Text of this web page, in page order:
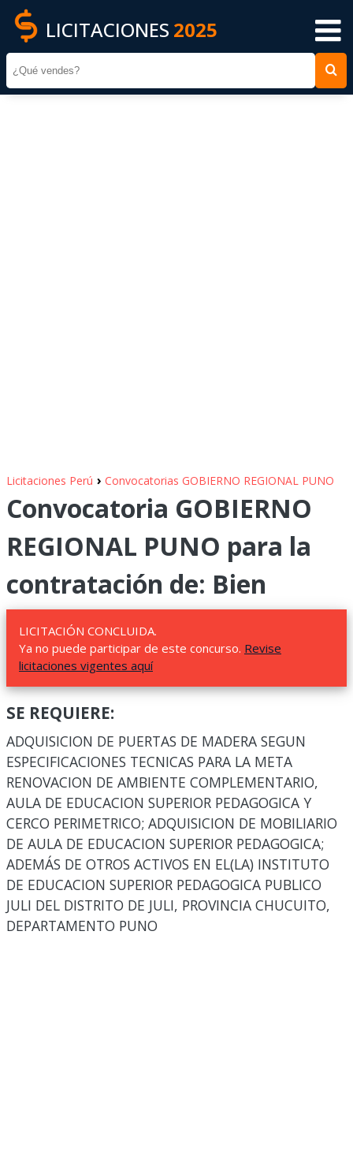
LICITACIONES 2025
Licitaciones Perú › Convocatorias GOBIERNO REGIONAL PUNO
Convocatoria GOBIERNO
REGIONAL PUNO para la
contratación de: Bien
LICITACIÓN CONCLUIDA.
Ya no puede participar de este concurso. Revise
licitaciones vigentes aquí
SE REQUIERE:
ADQUISICION DE PUERTAS DE MADERA SEGUN
ESPECIFICACIONES TECNICAS PARA LA META
RENOVACION DE AMBIENTE COMPLEMENTARIO,
AULA DE EDUCACION SUPERIOR PEDAGOGICA Y
CERCO PERIMETRICO; ADQUISICION DE MOBILIARIO
DE AULA DE EDUCACION SUPERIOR PEDAGOGICA;
ADEMÁS DE OTROS ACTIVOS EN EL(LA) INSTITUTO
DE EDUCACION SUPERIOR PEDAGOGICA PUBLICO
JULI DEL DISTRITO DE JULI, PROVINCIA CHUCUITO,
DEPARTAMENTO PUNO